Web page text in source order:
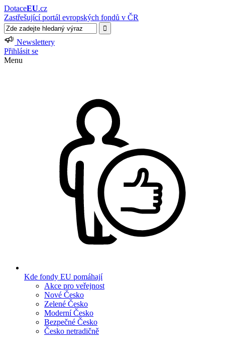
DotaceEU.cz
Zastřešující portál evropských fondů v ČR
Newslettery
Přihlásit se
Menu
Kde fondy EU pomáhají
Akce pro veřejnost
Nové Česko
Zelené Česko
Moderní Česko
Bezpečné Česko
Česko netradičně